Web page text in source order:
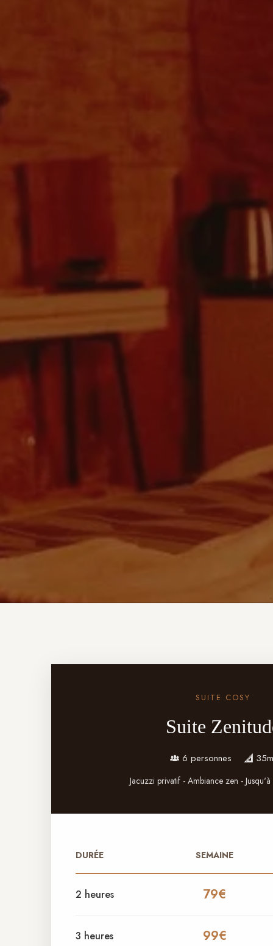
SUITE COSY
Suite
6 personnes
Jacuzzi privatif - Ambiance zen -
DURÉE SEMAINE
2 heures 79€
3 heures 99€